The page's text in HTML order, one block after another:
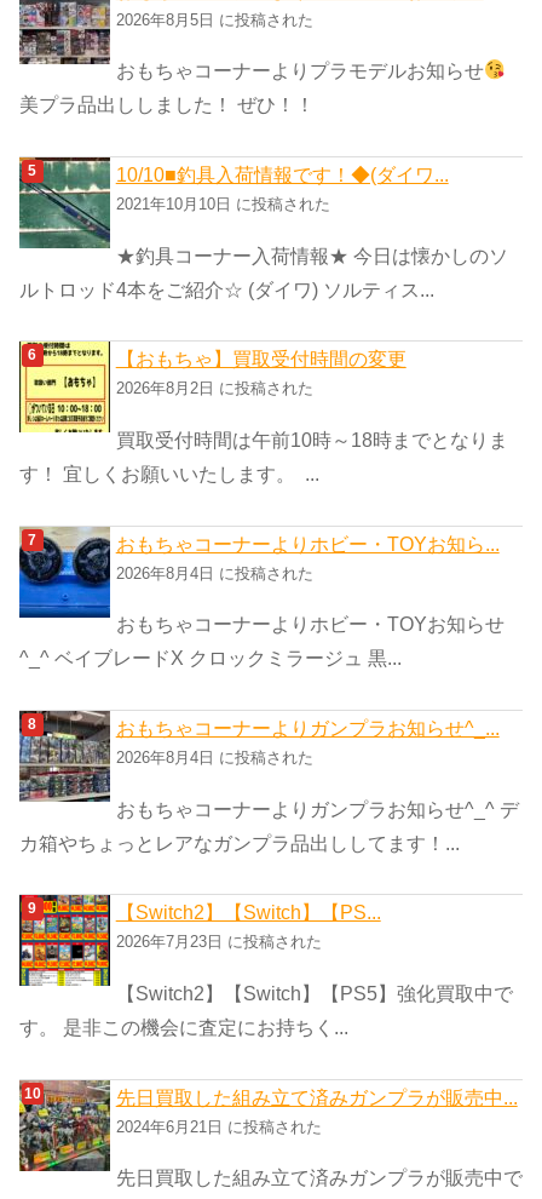
2026年8月5日 に投稿された
おもちゃコーナーよりプラモデルお知らせ
美プラ品出ししました！ ぜひ！！
10/10■釣具入荷情報です！◆(ダイワ...
2021年10月10日 に投稿された
★釣具コーナー入荷情報★ 今日は懐かしのソ
ルトロッド4本をご紹介☆ (ダイワ) ソルティス...
【おもちゃ】買取受付時間の変更
2026年8月2日 に投稿された
買取受付時間は午前10時～18時までとなりま
す！ 宜しくお願いいたします。 ...
おもちゃコーナーよりホビー・TOYお知ら...
2026年8月4日 に投稿された
おもちゃコーナーよりホビー・TOYお知らせ
^_^ ベイブレードX クロックミラージュ 黒...
おもちゃコーナーよりガンプラお知らせ^_...
2026年8月4日 に投稿された
おもちゃコーナーよりガンプラお知らせ^_^ デ
カ箱やちょっとレアなガンプラ品出ししてます！...
【Switch2】【Switch】【PS...
2026年7月23日 に投稿された
【Switch2】【Switch】【PS5】強化買取中で
す。 是非この機会に査定にお持ちく...
先日買取した組み立て済みガンプラが販売中...
2024年6月21日 に投稿された
先日買取した組み立て済みガンプラが販売中で